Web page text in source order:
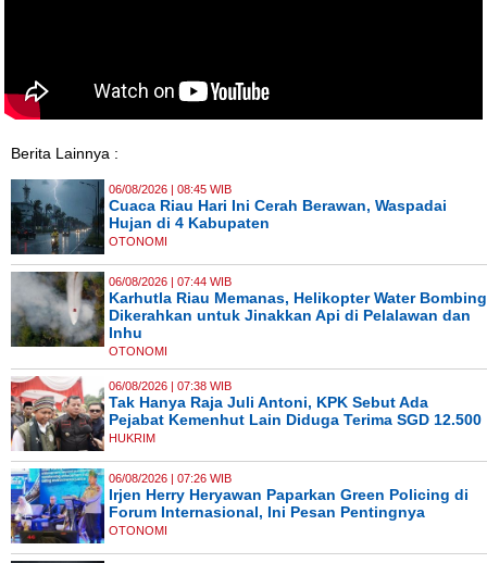
Berita Lainnya :
06/08/2026 | 08:45 WIB
Cuaca Riau Hari Ini Cerah Berawan, Waspadai
Hujan di 4 Kabupaten
OTONOMI
06/08/2026 | 07:44 WIB
Karhutla Riau Memanas, Helikopter Water Bombing
Dikerahkan untuk Jinakkan Api di Pelalawan dan
Inhu
OTONOMI
06/08/2026 | 07:38 WIB
Tak Hanya Raja Juli Antoni, KPK Sebut Ada
Pejabat Kemenhut Lain Diduga Terima SGD 12.500
HUKRIM
06/08/2026 | 07:26 WIB
Irjen Herry Heryawan Paparkan Green Policing di
Forum Internasional, Ini Pesan Pentingnya
OTONOMI